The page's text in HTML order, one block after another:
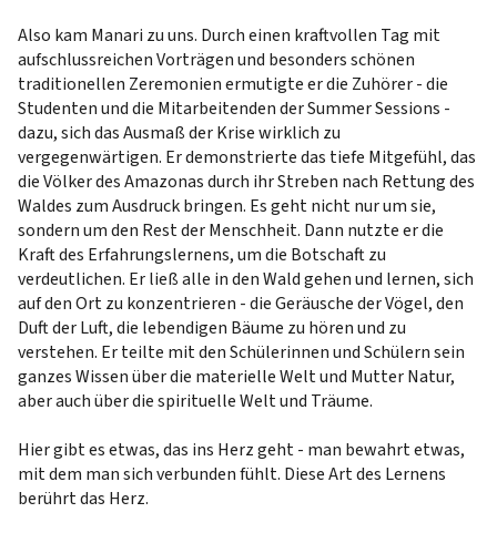
Also kam Manari zu uns. Durch einen kraftvollen Tag mit
aufschlussreichen Vorträgen und besonders schönen
traditionellen Zeremonien ermutigte er die Zuhörer - die
Studenten und die Mitarbeitenden der Summer Sessions -
dazu, sich das Ausmaß der Krise wirklich zu
vergegenwärtigen. Er demonstrierte das tiefe Mitgefühl, das
die Völker des Amazonas durch ihr Streben nach Rettung des
Waldes zum Ausdruck bringen. Es geht nicht nur um sie,
sondern um den Rest der Menschheit. Dann nutzte er die
Kraft des Erfahrungslernens, um die Botschaft zu
verdeutlichen. Er ließ alle in den Wald gehen und lernen, sich
auf den Ort zu konzentrieren - die Geräusche der Vögel, den
Duft der Luft, die lebendigen Bäume zu hören und zu
verstehen. Er teilte mit den Schülerinnen und Schülern sein
ganzes Wissen über die materielle Welt und Mutter Natur,
aber auch über die spirituelle Welt und Träume.
Hier gibt es etwas, das ins Herz geht - man bewahrt etwas,
mit dem man sich verbunden fühlt. Diese Art des Lernens
berührt das Herz.